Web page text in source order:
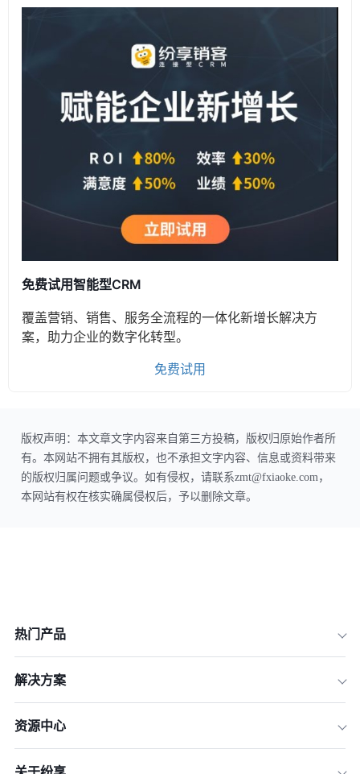
免费试用智能型CRM
覆盖营销、销售、服务全流程的一体化新增长解决方
案，助力企业的数字化转型。
免费试用
版权声明：本文章文字内容来自第三方投稿，版权归原始作者所
有。本网站不拥有其版权，也不承担文字内容、信息或资料带来
的版权归属问题或争议。如有侵权，请联系zmt@fxiaoke.com，
本网站有权在核实确属侵权后，予以删除文章。
热门产品
解决方案
资源中心